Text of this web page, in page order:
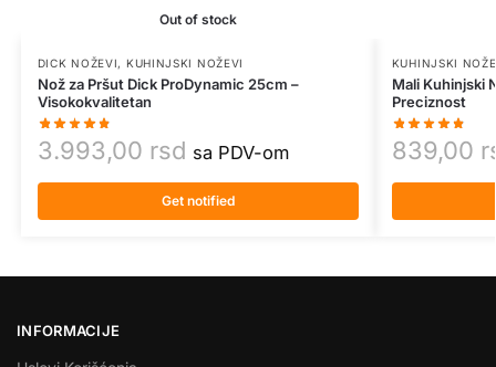
Out of stock
DICK NOŽEVI, KUHINJSKI NOŽEVI
Nož za Pršut Dick ProDynamic 25cm –
Visokokvalitetan
3.993,00 rsd sa PDV-om
Get notified
KUHINJSKI
Mali Kuhinjski
Preciznost
839,00
INFORMACIJE